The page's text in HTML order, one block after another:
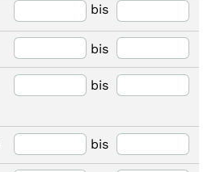
bis
bis
bis
bis